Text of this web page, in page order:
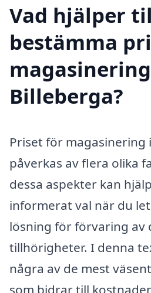
Vad hjälper
bestämma
Billeberga?
Priset för magasinering
påverkas av flera olika
dessa aspekter kan
informerat val när du
lösning för förvaring av
tillhörigheter. I denna
några av de mest
som bidrar till